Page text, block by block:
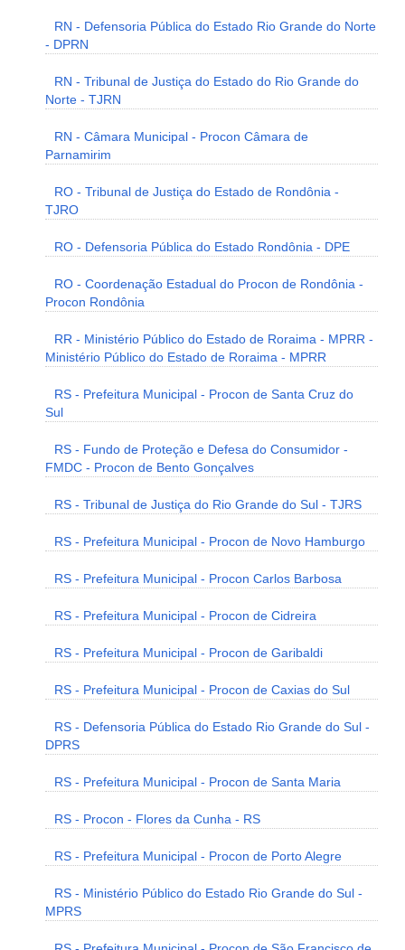
RN - Defensoria Pública do Estado Rio Grande do Norte
- DPRN
RN - Tribunal de Justiça do Estado do Rio Grande do
Norte - TJRN
RN - Câmara Municipal - Procon Câmara de
Parnamirim
RO - Tribunal de Justiça do Estado de Rondônia -
TJRO
RO - Defensoria Pública do Estado Rondônia - DPE
RO - Coordenação Estadual do Procon de Rondônia -
Procon Rondônia
RR - Ministério Público do Estado de Roraima - MPRR -
Ministério Público do Estado de Roraima - MPRR
RS - Prefeitura Municipal - Procon de Santa Cruz do
Sul
RS - Fundo de Proteção e Defesa do Consumidor -
FMDC - Procon de Bento Gonçalves
RS - Tribunal de Justiça do Rio Grande do Sul - TJRS
RS - Prefeitura Municipal - Procon de Novo Hamburgo
RS - Prefeitura Municipal - Procon Carlos Barbosa
RS - Prefeitura Municipal - Procon de Cidreira
RS - Prefeitura Municipal - Procon de Garibaldi
RS - Prefeitura Municipal - Procon de Caxias do Sul
RS - Defensoria Pública do Estado Rio Grande do Sul -
DPRS
RS - Prefeitura Municipal - Procon de Santa Maria
RS - Procon - Flores da Cunha - RS
RS - Prefeitura Municipal - Procon de Porto Alegre
RS - Ministério Público do Estado Rio Grande do Sul -
MPRS